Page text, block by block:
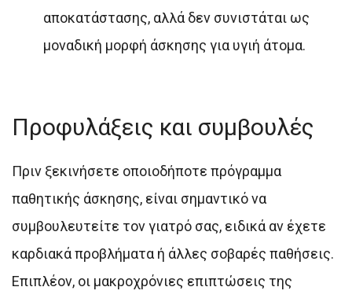
αποκατάστασης, αλλά δεν συνιστάται ως
μοναδική μορφή άσκησης για υγιή άτομα.
Προφυλάξεις και συμβουλές
Πριν ξεκινήσετε οποιοδήποτε πρόγραμμα
παθητικής άσκησης, είναι σημαντικό να
συμβουλευτείτε τον γιατρό σας, ειδικά αν έχετε
καρδιακά προβλήματα ή άλλες σοβαρές παθήσεις.
Επιπλέον, οι μακροχρόνιες επιπτώσεις της